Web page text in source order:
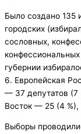
Было создано 135
городских
сословных,
губернии
6. Европейская
— 37 депутатов (7
Восток — 25 (4
Выборы